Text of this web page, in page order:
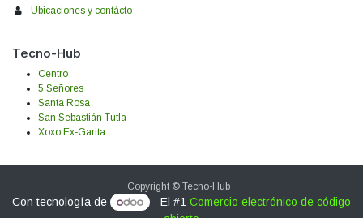
Ubicaciones y contácto
Tecno-Hub
Centro
5 Señores
Santa Rosa
San Sebastián Tutla
Xoxo Ex-Garita
Copyright © Tecno-Hub
Con tecnología de - El #1 Comercio electrónico de código